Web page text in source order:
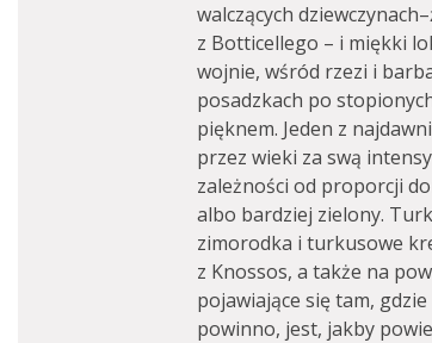
walczących
z Botticellego – i miękki
wojnie, wśród rzezi i
posadzkach po
pięknem. Jeden z
przez wieki za swą
zależności od proporcji
albo bardziej zielony.
zimorodka i turkusowe
z Knossos, a także na
pojawiające się tam,
powinno, jest, jakby